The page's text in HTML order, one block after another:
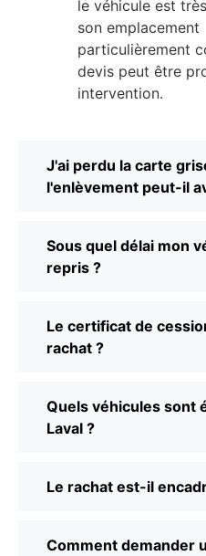
le véhicule est
son emplacement
particulièrement
devis peut être
intervention.
J'ai perdu la carte
l'enlèvement peut-il
Sous quel délai mon
repris ?
Le certificat de
rachat ?
Quels véhicules sont
Laval ?
Le rachat est-il
Comment demander